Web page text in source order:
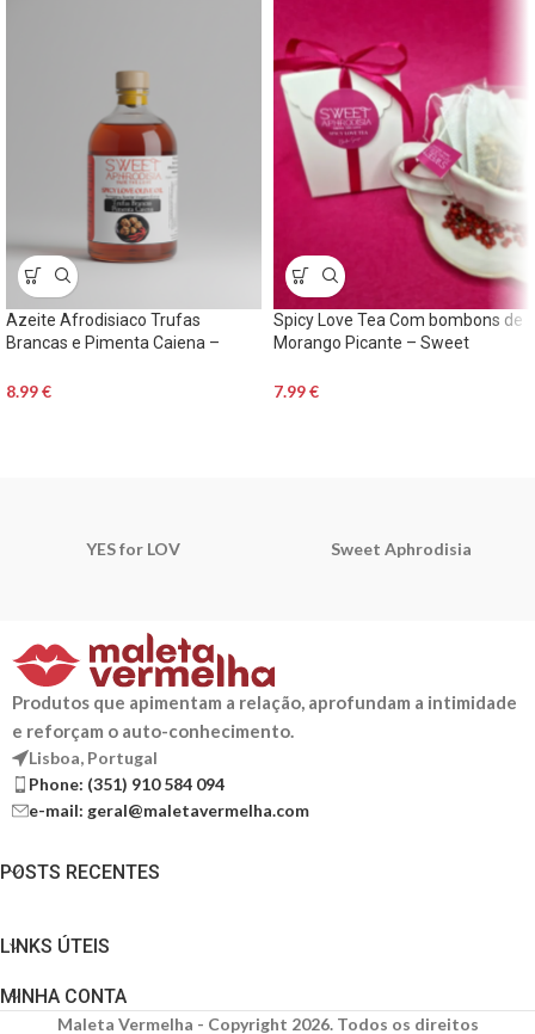
Azeite Afrodisiaco Trufas
Brancas e Pimenta Caiena –
8.99€
Spicy Love Tea Com bombons de
Morango Picante – Sweet
7.99€
YES for LOV Sweet Aphrodisia
Produtos que apimentam a relação, aprofundam a intimidade
e reforçam o auto-conhecimento.
Lisboa, Portugal
Phone: (351) 910 584 094
e-mail: geral@maletavermelha.com
POSTS RECENTES
LINKS ÚTEIS
MINHA CONTA
Maleta Vermelha - Copyright 2026. Todos os direitos